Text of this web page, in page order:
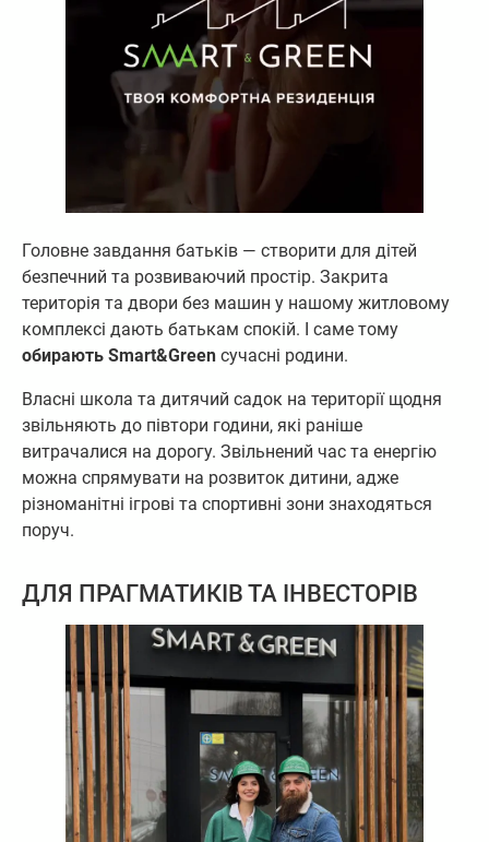
Головне завдання батьків — створити для дітей
безпечний та розвиваючий простір. Закрита
територія та двори без машин у нашому житловому
комплексі дають батькам спокій. І саме тому
обирають Smart&Green сучасні родини.
Власні школа та дитячий садок на території щодня
звільняють до півтори години, які раніше
витрачалися на дорогу. Звільнений час та енергію
можна спрямувати на розвиток дитини, адже
різноманітні ігрові та спортивні зони знаходяться
поруч.
ДЛЯ ПРАГМАТИКІВ ТА ІНВЕСТОРІВ